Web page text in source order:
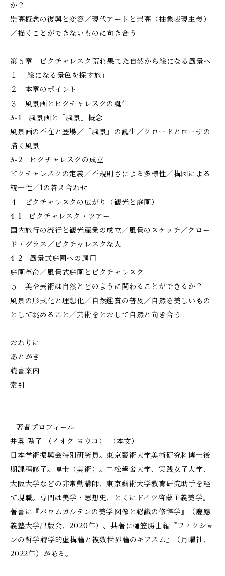
か？
崇高概念の復興と変容／現代アートと崇高（抽象表現主義）
／描くことができないものに向き合う
第５章 ピクチャレスク――荒れ果てた自然から絵になる風景へ
１ 「絵になる景色を探す旅」
２ 本章のポイント
３ 風景画とピクチャレスクの誕生
3-1 風景画と「風景」概念
風景画の不在と登場／「風景」の誕生／クロードとローザの
描く風景
3-2 ピクチャレスクの成立
ピクチャレスクの定義／不規則さによる多様性／構図による
統一性／1の答え合わせ
４ ピクチャレスクの広がり（観光と庭園）
4-1 ピクチャレスク・ツアー
国内旅行の流行と観光産業の成立／風景のスケッチ／クロー
ド・グラス／ピクチャレスクな人
4-2 風景式庭園への適用
庭園革命／風景式庭園とピクチャレスク
５ 美や芸術は自然とどのように関わることができるか？
風景の形式化と理想化／自然鑑賞の普及／自然を美しいもの
として眺めること／芸術をとおして自然と向き合う
おわりに
あとがき
読書案内
索引
- 著者プロフィール -
井奥 陽子 （イオク ヨウコ） （本文）
日本学術振興会特別研究員。東京藝術大学美術研究科博士後
期課程修了。博士（美術）。二松學舍大学、実践女子大学、
大阪大学などの非常勤講師、東京藝術大学教育研究助手を経
て現職。専門は美学・思想史、とくにドイツ啓蒙主義美学。
著書に『バウムガルテンの美学――図像と認識の修辞学』（慶應
義塾大学出版会、2020年）、共著に樋笠勝士編『フィクショ
ンの哲学――詩学的虚構論と複数世界論のキアスム』（月曜社、
2022年）がある。